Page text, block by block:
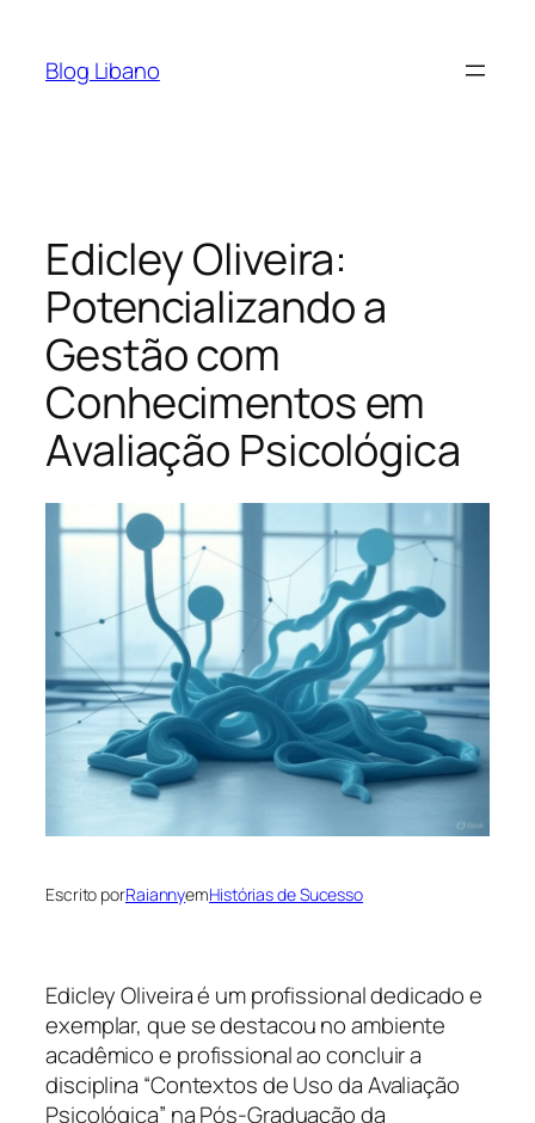
Blog Libano
Edicley Oliveira:
Potencializando a
Gestão com
Conhecimentos em
Avaliação Psicológica
Escrito porRaiannyemHistórias de Sucesso
Edicley Oliveira é um profissional dedicado e
exemplar, que se destacou no ambiente
acadêmico e profissional ao concluir a
disciplina “Contextos de Uso da Avaliação
Psicológica” na Pós-Graduação da